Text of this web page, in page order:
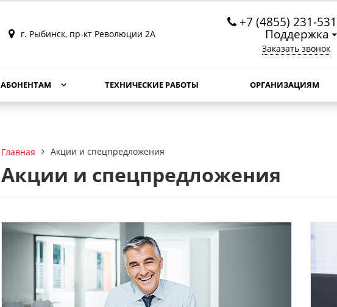
г. Рыбинск, пр-кт Революции 2А
+7 (4855) 231-531
Поддержка
Заказать звонок
АБОНЕНТАМ ТЕХНИЧЕСКИЕ РАБОТЫ ОРГАНИЗАЦИЯМ
Главная Акции и спецпредложения
Акции и спецпредложения